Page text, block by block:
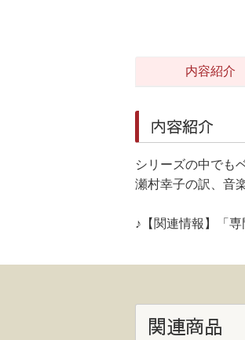
内容紹介
内容紹介
シリーズの中でも
瀬村幸子の訳、音
♪【関連情報】「
関連商品